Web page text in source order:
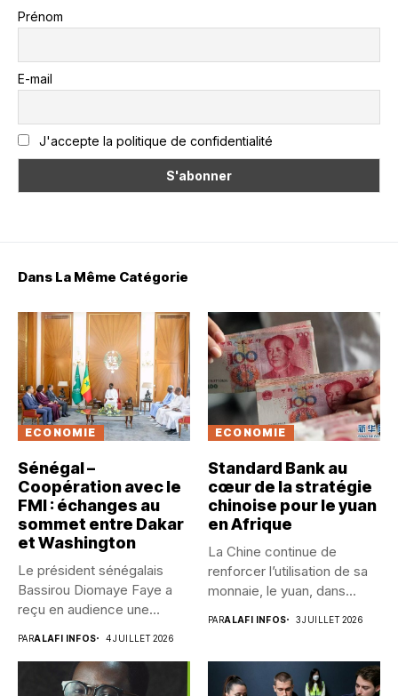
Prénom
E-mail
J'accepte la politique de confidentialité
Dans La Même Catégorie
ECONOMIE
Sénégal –
Coopération avec le
FMI : échanges au
sommet entre Dakar
et Washington
Le président sénégalais
Bassirou Diomaye Faye a
reçu en audience une
PARALAFI INFOS 4 JUILLET 2026
ECONOMIE
Standard Bank au
cœur de la stratégie
chinoise pour le yuan
en Afrique
La Chine continue de
renforcer l’utilisation de sa
monnaie, le yuan, dans...
PARALAFI INFOS 3 JUILLET 2026